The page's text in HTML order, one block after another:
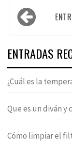
de
entradas
ENTRADAS
¿Cuál es la
Que es un diván
Cómo limpiar el